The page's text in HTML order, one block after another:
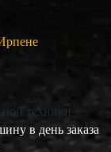
техники
в день заказа